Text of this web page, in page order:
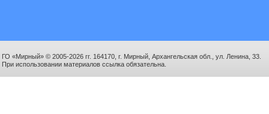
ГО «Мирный» © 2005-2026 гг. 164170, г. Мирный, Архангельская обл., ул. Ленина, 33.
При использовании материалов ссылка обязательна.